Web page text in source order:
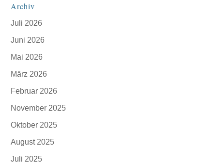
Archiv
Juli 2026
Juni 2026
Mai 2026
März 2026
Februar 2026
November 2025
Oktober 2025
August 2025
Juli 2025